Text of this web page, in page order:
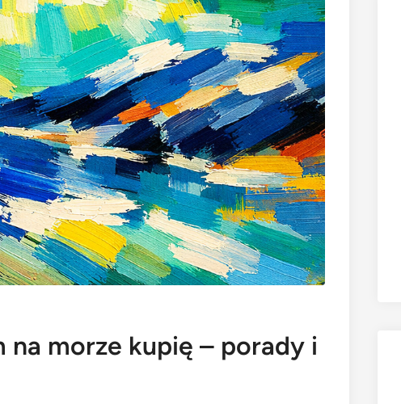
morze kupię – porady i